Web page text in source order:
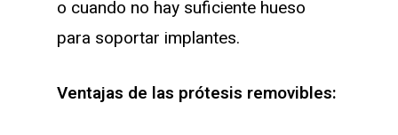
o cuando no hay suficiente hueso
para soportar implantes.
Ventajas de las prótesis removibles: